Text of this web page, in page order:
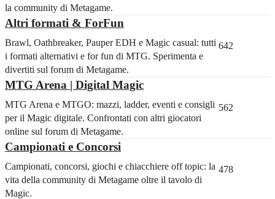
la community di Metagame.
Altri formati & ForFun
Brawl, Oathbreaker, Pauper EDH e Magic casual: tutti
i formati alternativi e for fun di MTG. Sperimenta e
divertiti sul forum di Metagame.
642
MTG Arena | Digital Magic
MTG Arena e MTGO: mazzi, ladder, eventi e consigli
per il Magic digitale. Confrontati con altri giocatori
online sul forum di Metagame.
562
Campionati e Concorsi
Campionati, concorsi, giochi e chiacchiere off topic: la
vita della community di Metagame oltre il tavolo di
Magic.
478